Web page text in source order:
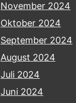
November 2024
Oktober 2024
September 2024
August 2024
Juli 2024
Juni 2024